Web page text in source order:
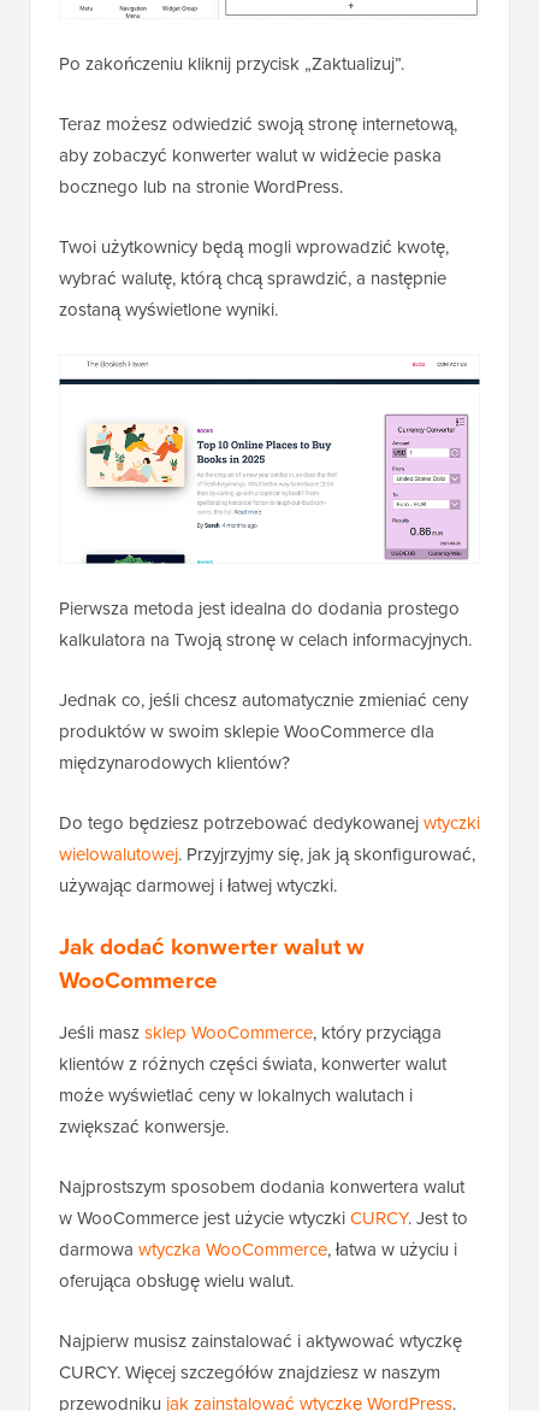
Po zakończeniu kliknij przycisk „Zaktualizuj”.
Teraz możesz odwiedzić swoją stronę internetową,
aby zobaczyć konwerter walut w widżecie paska
bocznego lub na stronie WordPress.
Twoi użytkownicy będą mogli wprowadzić kwotę,
wybrać walutę, którą chcą sprawdzić, a następnie
zostaną wyświetlone wyniki.
Pierwsza metoda jest idealna do dodania prostego
kalkulatora na Twoją stronę w celach informacyjnych.
Jednak co, jeśli chcesz automatycznie zmieniać ceny
produktów w swoim sklepie WooCommerce dla
międzynarodowych klientów?
Do tego będziesz potrzebować dedykowanejwtyczki
wielowalutowej. Przyjrzyjmy się, jak ją skonfigurować,
używając darmowej i łatwej wtyczki.
Jak dodać konwerter walut w
WooCommerce
Jeśli maszsklep WooCommerce, który przyciąga
klientów z różnych części świata, konwerter walut
może wyświetlać ceny w lokalnych walutach i
zwiększać konwersje.
Najprostszym sposobem dodania konwertera walut
w WooCommerce jest użycie wtyczkiCURCY. Jest to
darmowa wtyczka WooCommerce, łatwa w użyciu i
oferująca obsługę wielu walut.
Najpierw musisz zainstalować i aktywować wtyczkę
CURCY. Więcej szczegółów znajdziesz w naszym
przewodniku jak zainstalować wtyczkę WordPress.